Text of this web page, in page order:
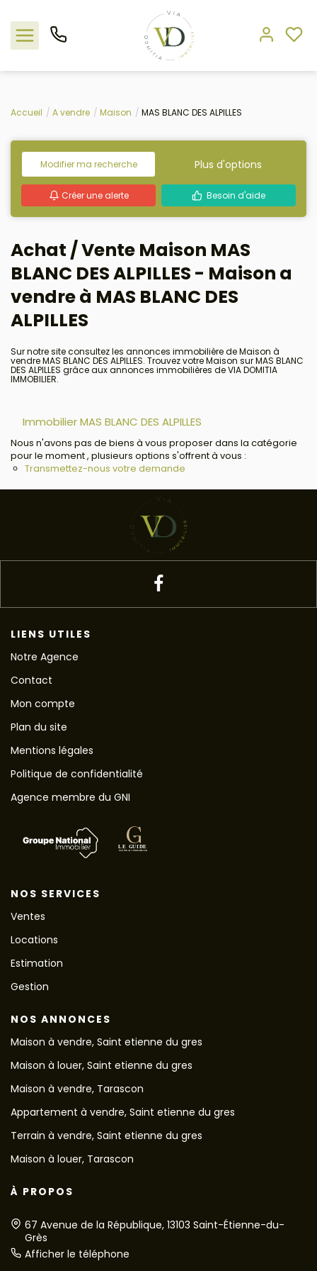
Nos offres
L'agence
Rejoindre le groupement
Estimation
Avis clients
Accueil A vendre Maison MAS BLANC DES ALPILLES
Modifier ma recherche Plus d'options
Créer une alerte Besoin d'aide
Achat / Vente Maison MAS
BLANC DES ALPILLES - Maison a
vendre à MAS BLANC DES
ALPILLES
Sur notre site consultez les annonces immobilière de Maison à
vendre MAS BLANC DES ALPILLES. Trouvez votre Maison sur MAS BLANC
DES ALPILLES grâce aux annonces immobilières de VIA DOMITIA
IMMOBILIER.
Immobilier MAS BLANC DES ALPILLES
Nous n'avons pas de biens à vous proposer dans la catégorie
pour le moment , plusieurs options s'offrent à vous :
Transmettez-nous votre demande
LIENS UTILES
Notre Agence
Contact
Mon compte
Plan du site
Mentions légales
Politique de confidentialité
Agence membre du GNI
NOS SERVICES
Ventes
Locations
Estimation
Gestion
NOS ANNONCES
Maison à vendre, Saint etienne du gres
Maison à louer, Saint etienne du gres
Maison à vendre, Tarascon
Appartement à vendre, Saint etienne du gres
Terrain à vendre, Saint etienne du gres
Maison à louer, Tarascon
À PROPOS
67 Avenue de la République, 13103 Saint-Étienne-du-
Grès
Afficher le téléphone